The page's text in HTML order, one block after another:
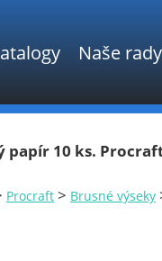
Naše rady
papír 10 ks.
Procraft > Brusné výseky